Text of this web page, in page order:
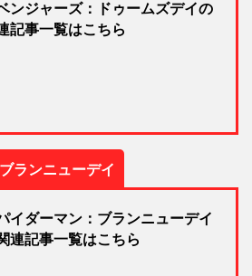
ンジャーズ：ドゥームズデイの
記事一覧はこちら
ランニューデイ
イダーマン：ブランニューデイ
連記事一覧はこちら